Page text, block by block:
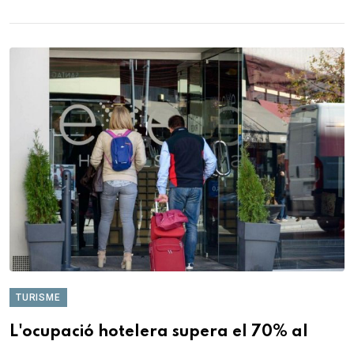
TURISME
L'ocupació hotelera supera el 70% al